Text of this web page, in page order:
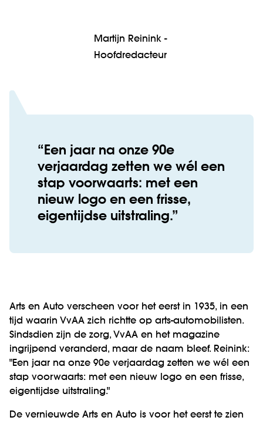
Martijn Reinink -
Hoofdredacteur
Een jaar na onze 90e
verjaardag zetten we wél een
stap voorwaarts: met een
nieuw logo en een frisse,
eigentijdse uitstraling.
Arts en Auto verscheen voor het eerst in 1935, in een
tijd waarin VvAA zich richtte op arts-automobilisten.
Sindsdien zijn de zorg, VvAA en het magazine
ingrijpend veranderd, maar de naam bleef. Reinink:
"Een jaar na onze 90e verjaardag zetten we wél een
stap voorwaarts: met een nieuw logo en een frisse,
eigentijdse uitstraling."
De vernieuwde Arts en Auto is voor het eerst te zien